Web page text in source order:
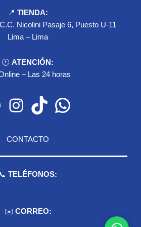
📍 TIENDA:
Nicolini Pasaje 6, Puesto U-11
Lima – Lima
🕐 ATENCIÓN:
– Las 24 horas
Instagram TikTok WhatsApp
CONTACTO
TELÉFONOS:
✉️ CORREO: